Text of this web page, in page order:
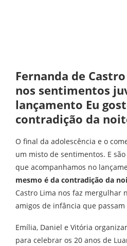
Fernanda de
nos sentimentos
lançamento Eu
contradição da
O final da adolescência e o
um misto de sentimentos. E
que acompanhamos no
mesmo é da contradição da
Castro Lima nos faz mergulhar
amigos de infância que
Emília, Daniel e Vitória
para celebrar os 20 anos de